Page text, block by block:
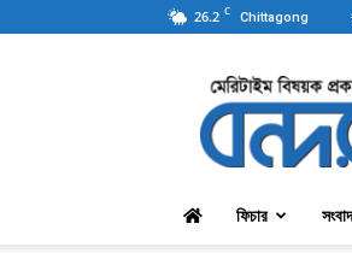
26.2 C Chittagong
ফিচার সংবাদ